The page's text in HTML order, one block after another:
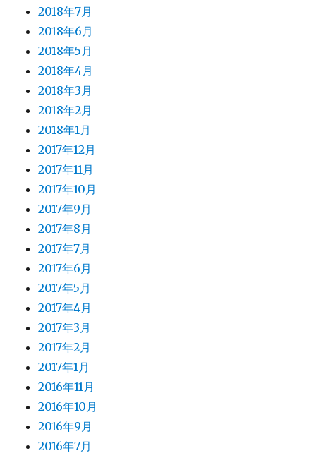
2018年7月
2018年6月
2018年5月
2018年4月
2018年3月
2018年2月
2018年1月
2017年12月
2017年11月
2017年10月
2017年9月
2017年8月
2017年7月
2017年6月
2017年5月
2017年4月
2017年3月
2017年2月
2017年1月
2016年11月
2016年10月
2016年9月
2016年7月